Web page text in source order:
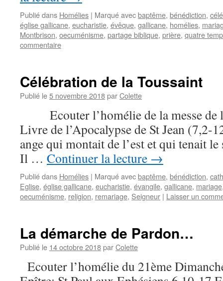
Publié dans Homélies | Marqué avecbaptême, bénédiction,
église gallicane, eucharistie, évêque, gallicane, homélies,
Montbrison, oecuménisme, partage biblique, prière, quatre
commentaire
Célébration de la Toussaint
Publié le5 novembre 2018parColette
Ecouter l’homélie de la messe de
Livre de l’Apocalypse de St Jean (7,2-
ange qui montait de l’est et qui tenait
Il … Continuer la lecture →
Publié dans Homélies | Marqué avecbaptême, bénédiction,
Eglise, église gallicane, eucharistie, évangile, gallicane, mariage
oecuménisme, religion, remariage, Seigneur | Laisser un
La démarche de Pardon…
Publié le 14 octobre 2018parColette
Ecouter l’homélie du 21ème